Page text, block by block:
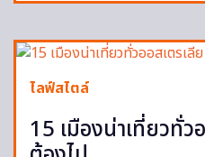
ไลฟ์สไตล์
15 เมืองน่าเที่ยวทั่ว